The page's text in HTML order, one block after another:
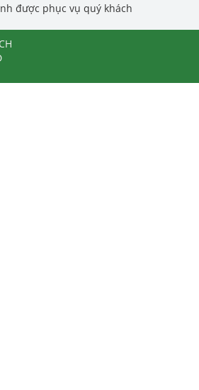
được phục vụ quý khách